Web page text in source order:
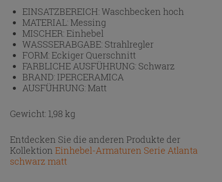
EINSATZBEREICH:Waschbecken hoch
MATERIAL:Messing
MISCHER:Einhebel
WASSSERABGABE: Strahlregler
FORM:Eckiger Querschnitt
FARBLICHE AUSFÜHRUNG: Schwarz
BRAND: IPERCERAMICA
AUSFÜHRUNG:Matt
Gewicht: 1,98 kg
Entdecken Sie die anderen Produkte der
Kollektion Einhebel-Armaturen Serie Atlanta
schwarz matt